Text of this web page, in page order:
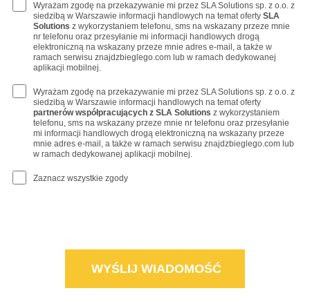
Wyrażam zgodę na przekazywanie mi przez SLA Solutions sp. z o.o. z
siedzibą w Warszawie informacji handlowych na temat oferty SLA
Solutions z wykorzystaniem telefonu, sms na wskazany przeze mnie
nr telefonu oraz przesyłanie mi informacji handlowych drogą
elektroniczną na wskazany przeze mnie adres e-mail, a także w
ramach serwisu znajdzbieglego.com lub w ramach dedykowanej
aplikacji mobilnej.
Wyrażam zgodę na przekazywanie mi przez SLA Solutions sp. z o.o. z
siedzibą w Warszawie informacji handlowych na temat oferty
partnerów współpracujących z SLA Solutions z wykorzystaniem
telefonu, sms na wskazany przeze mnie nr telefonu oraz przesyłanie
mi informacji handlowych drogą elektroniczną na wskazany przeze
mnie adres e-mail, a także w ramach serwisu znajdzbieglego.com lub
w ramach dedykowanej aplikacji mobilnej.
Zaznacz wszystkie zgody